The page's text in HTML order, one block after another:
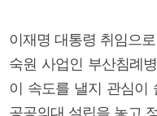
이재명 대통령 취임으
숙원 사업인 부산침례
이 속도를 낼지 관심이
공공의대 설립을 놓고